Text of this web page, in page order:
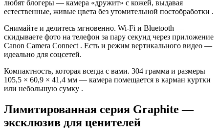
любят блогеры — камера «дружит» с кожей, выдавая
естественные, живые цвета без утомительной постобработки .
Снимайте и делитесь мгновенно. Wi-Fi и Bluetooth —
скидываете фото на телефон за пару секунд через приложение
Canon Camera Connect . Есть и режим вертикального видео —
идеально для соцсетей.
Компактность, которая всегда с вами. 304 грамма и размеры
105,5 × 60,9 × 41,4 мм — камера помещается в карман куртки
или небольшую сумку .
Лимитированная серия Graphite —
эксклюзив для ценителей